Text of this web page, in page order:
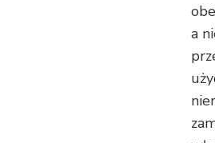
a